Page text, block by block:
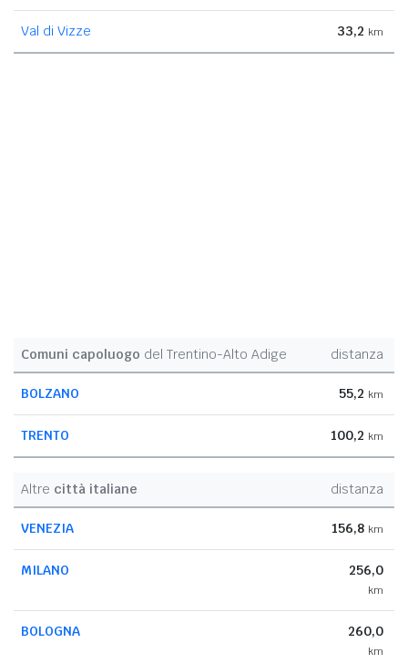
Val di Vizze 33,2 km
Comuni capoluogo del Trentino-Alto Adige distanza
BOLZANO 55,2 km
TRENTO 100,2 km
Altre città italiane distanza
VENEZIA 156,8 km
MILANO 256,0
km
BOLOGNA 260,0
km